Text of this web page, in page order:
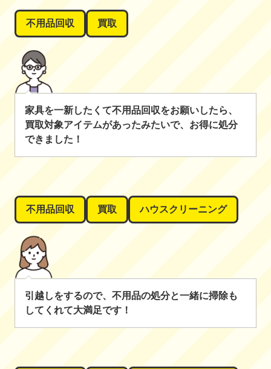
不用品回収 買取
家具を一新したくて不用品回収をお願いしたら、
買取対象アイテムがあったみたいで、お得に処分
できました！
不用品回収 買取 ハウスクリーニング
引越しをするので、不用品の処分と一緒に掃除も
してくれて大満足です！